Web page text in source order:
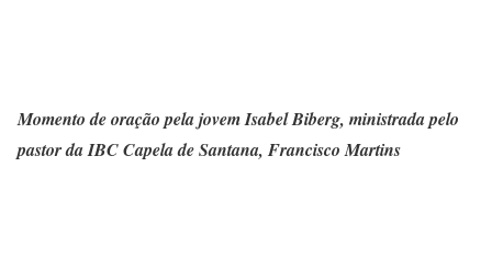
Momento de oração pela jovem Isabel Biberg, ministrada pelo
pastor da IBC Capela de Santana, Francisco Martins